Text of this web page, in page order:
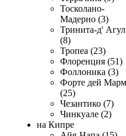
Тосколано-
Мадерно (3)
Тринита-д'
(8)
Тропеа (23)
Флоренция (51)
Фоллоника (3)
Форте дей
(25)
Чезантико (7)
Чинкуале (2)
на Кипре